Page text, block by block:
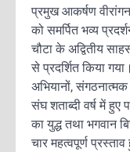
प्रमुख आकर्षण
को समर्पित भव्य
चौटा के अद्वितीय
से प्रदर्शित किया
अभियानों,
संघ शताब्दी वर्ष में हुए
का युद्ध तथा भगवान
चार महत्वपूर्ण